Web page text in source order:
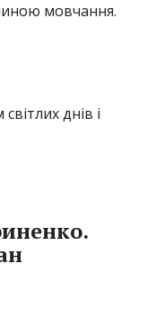
мовчання.
днів і